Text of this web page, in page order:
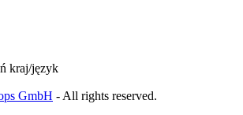
kraj/język
GmbH - All rights reserved.